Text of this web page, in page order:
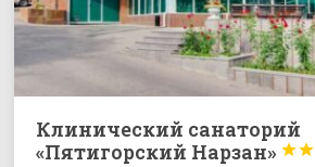
Клинический санаторий
«Пятигорский Нарзан»

